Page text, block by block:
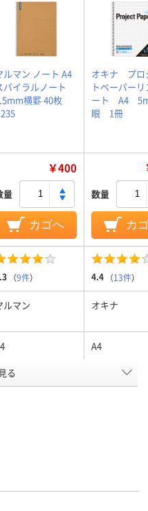
ルマン ノート A4
パイラルノート
横罫 40枚
オキナ プロ
トペーパー
ート A4
眼 1冊
￥400
量
カゴへ
数量
カ
（9件） 4.4 （13件）
ルマン オキナ
A4
線
332g
る